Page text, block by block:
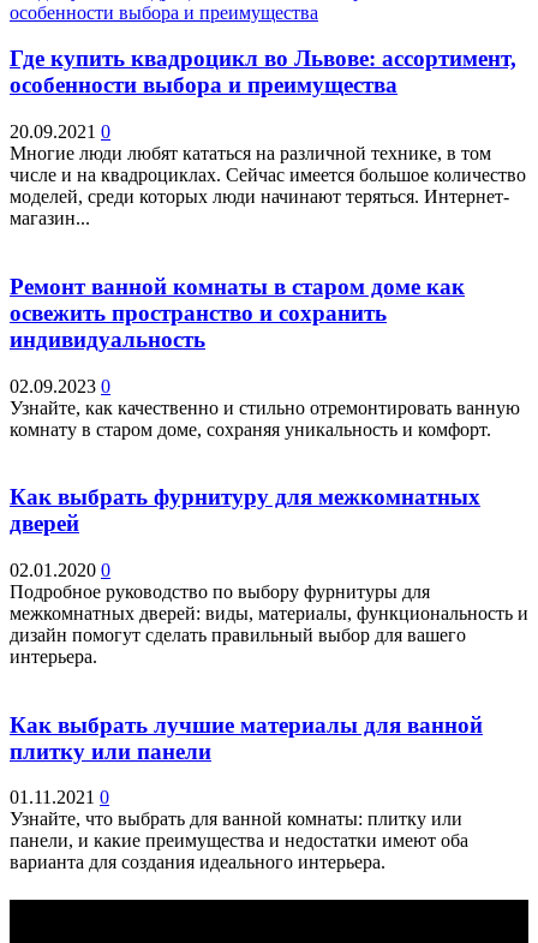
Где купить квадроцикл во Львове: ассортимент,
особенности выбора и преимущества
20.09.2021 0
Многие люди любят кататься на различной технике, в том
числе и на квадроциклах. Сейчас имеется большое количество
моделей, среди которых люди начинают теряться. Интернет-
магазин...
Ремонт ванной комнаты в старом доме как
освежить пространство и сохранить
индивидуальность
02.09.2023 0
Узнайте, как качественно и стильно отремонтировать ванную
комнату в старом доме, сохраняя уникальность и комфорт.
Как выбрать фурнитуру для межкомнатных
дверей
02.01.2020 0
Подробное руководство по выбору фурнитуры для
межкомнатных дверей: виды, материалы, функциональность и
дизайн помогут сделать правильный выбор для вашего
интерьера.
Как выбрать лучшие материалы для ванной
плитку или панели
01.11.2021 0
Узнайте, что выбрать для ванной комнаты: плитку или
панели, и какие преимущества и недостатки имеют оба
варианта для создания идеального интерьера.